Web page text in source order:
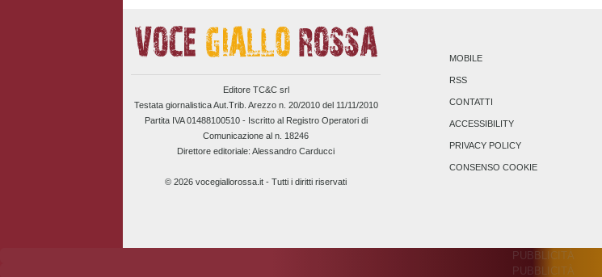
Editore TC&C srl
Testata giornalistica Aut.Trib. Arezzo n. 20/2010 del 11/11/2010
Partita IVA 01488100510 - Iscritto al Registro Operatori di
Comunicazione al n. 18246
Direttore editoriale: Alessandro Carducci
© 2026 vocegiallorossa.it - Tutti i diritti riservati
MOBILE
RSS
CONTATTI
ACCESSIBILITY
PRIVACY POLICY
CONSENSO COOKIE